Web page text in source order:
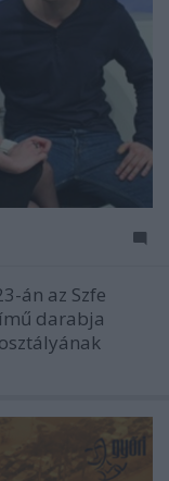
án az Szfe
darabja